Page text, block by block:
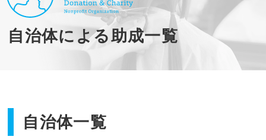
青 黒
やさしいにほんご
自治体による助成一覧
自治体一覧